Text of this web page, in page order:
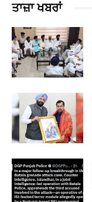
ਤਾਜ਼ਾ ਖਬਰਾਂ